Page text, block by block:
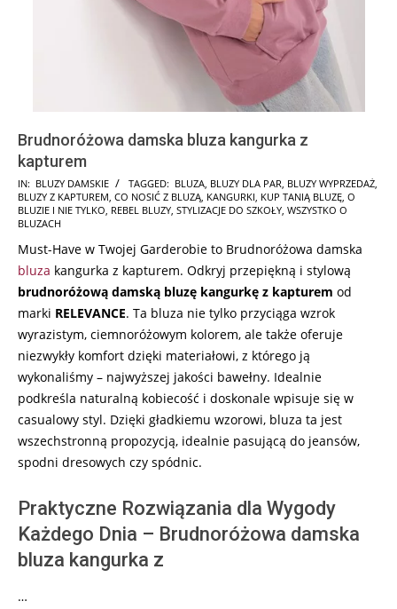
Brudnoróżowa damska bluza kangurka z
kapturem
2024-
06-
08
IN: BLUZY DAMSKIE TAGGED: BLUZA, BLUZY DLA PAR, BLUZY WYPRZEDAŻ,
BLUZY Z KAPTUREM, CO NOSIĆ Z BLUZĄ, KANGURKI, KUP TANIĄ BLUZĘ, O
BLUZIE I NIE TYLKO, REBEL BLUZY, STYLIZACJE DO SZKOŁY, WSZYSTKO O
BLUZACH
Must-Have w Twojej Garderobie to Brudnoróżowa damska
bluza kangurka z kapturem. Odkryj przepiękną i stylową
brudnoróżową damską bluzę kangurkę z kapturem od
marki RELEVANCE. Ta bluza nie tylko przyciąga wzrok
wyrazistym, ciemnoróżowym kolorem, ale także oferuje
niezwykły komfort dzięki materiałowi, z którego ją
wykonaliśmy – najwyższej jakości bawełny. Idealnie
podkreśla naturalną kobiecość i doskonale wpisuje się w
casualowy styl. Dzięki gładkiemu wzorowi, bluza ta jest
wszechstronną propozycją, idealnie pasującą do jeansów,
spodni dresowych czy spódnic.
Praktyczne Rozwiązania dla Wygody
Każdego Dnia – Brudnoróżowa damska
bluza kangurka z
…